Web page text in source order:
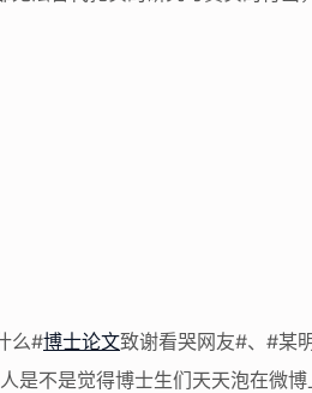
么#博士论文致谢看哭网友#、#某
是不是觉得博士生们天天泡在微博